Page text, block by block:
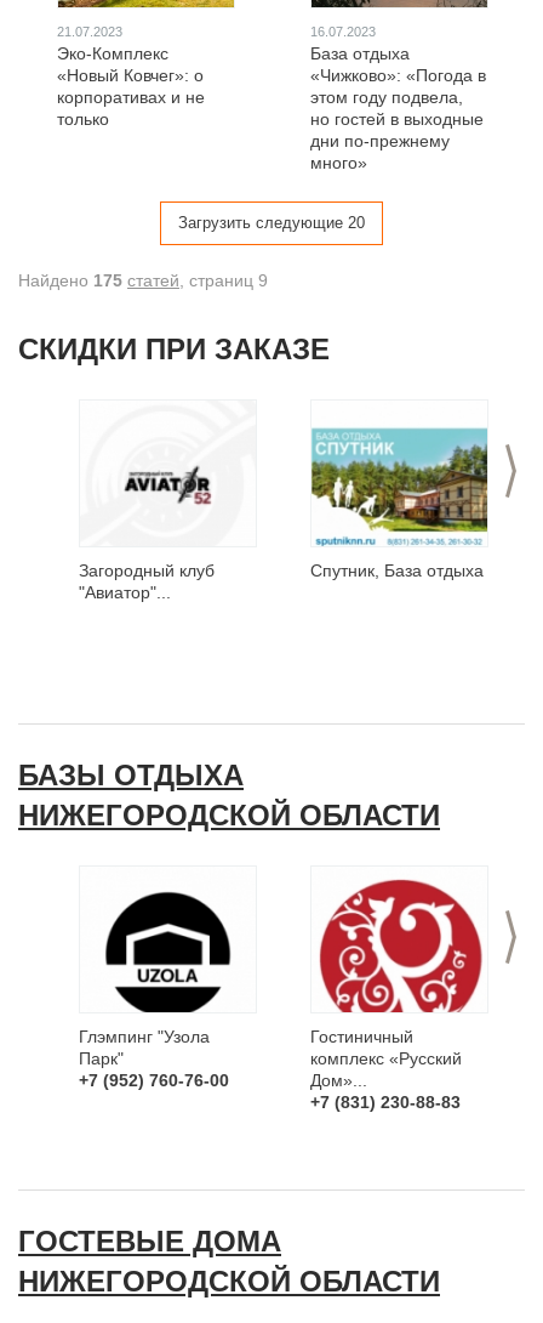
21.07.2023
Эко-Комплекс
«Новый Ковчег»: о
корпоративах и не
только
16.07.2023
База отдыха
«Чижково»: «Погода в
этом году подвела,
но гостей в выходные
дни по-прежнему
много»
Загрузить следующие 20
Найдено 175 статей , cтраниц 9
СКИДКИ ПРИ ЗАКАЗЕ
>
Загородный клуб
"Авиатор"...
Спутник, База отдыха
БАЗЫ ОТДЫХА
НИЖЕГОРОДСКОЙ ОБЛАСТИ
>
Глэмпинг "Узола
Парк"
+7 (952) 760-76-00
Гостиничный
комплекс «Русский
Дом»...
+7 (831) 230-88-83
ГОСТЕВЫЕ ДОМА
НИЖЕГОРОДСКОЙ ОБЛАСТИ